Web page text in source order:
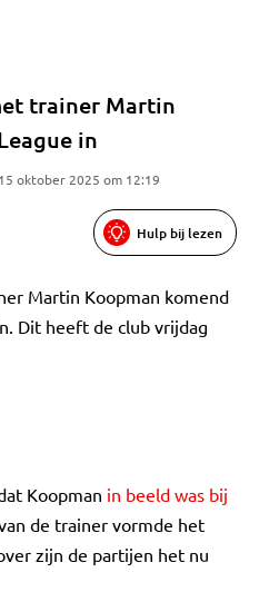
trainer Martin
in
oktober 2025 om 12:19
Hulp bij lezen
Martin Koopman komend
Dit heeft de club vrijdag
Koopman in beeld was bij
de trainer vormde het
zijn de partijen het nu